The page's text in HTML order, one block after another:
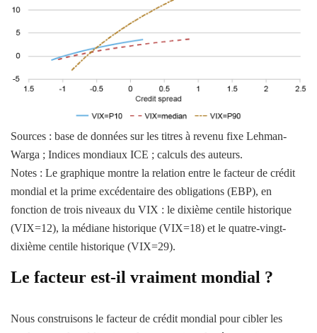
Sources : base de données sur les titres à revenu fixe Lehman-
Warga ; Indices mondiaux ICE ; calculs des auteurs.
Notes : Le graphique montre la relation entre le facteur de crédit
mondial et la prime excédentaire des obligations (EBP), en
fonction de trois niveaux du VIX : le dixième centile historique
(VIX=12), la médiane historique (VIX=18) et le quatre-vingt-
dixième centile historique (VIX=29).
Le facteur est-il vraiment mondial ?
Nous construisons le facteur de crédit mondial pour cibler les